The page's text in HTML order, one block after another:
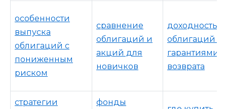
особенности
выпуска
облигаций с
пониженным
риском
сравнение
облигаций и
акций для
новичков
доходность
облигаций с
гарантиями
возврата
стратегии
фонды